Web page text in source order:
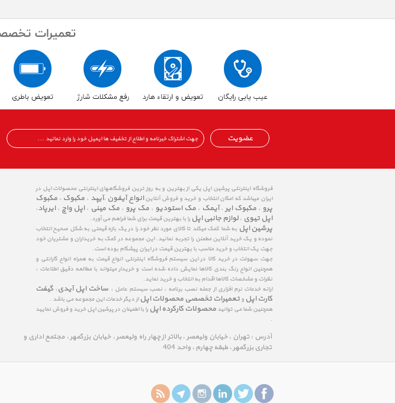
عضویت
فروشگاه اینترنتی پرشین اپل یکی از بهترین و به روز ترین فروشگاههای اینترنتی محصولات اپل در
ایران میباشد که امکان انتخاب و خرید و فروش آنلاینانواع آیفون ،آیپد ، مکبوک ، مکبوک
پرو ، مکبوک ایر ، آیمک ، مک استودیو ، مک پرو ، مک مینی ، اپل واچ ، ایرپاد،
اپل تیوی ، لوازم جانبی اپل را با بهترین قیمت برای شما فراهم می آورد.
پرشین اپل به شما کمک میکند تا کالای مورد نظر خود را در یک بازه قیمتی به شکل صحیح انتخاب
نموده و یک خرید آنلاین مطمئن را تجربه نمائید. این مجموعه در کمک به خریداران و مشتریان خود
جهت یک انتخاب و خرید مناسب با بهترین قیمت در ایران پیشگام بوده است.
جهت سهولت در خرید کالا در این سیستم فروشگاه اینترنتی انواع قیمت به همراه انواع گارانتی و
همچنین انواع رنگ بندی کالاها نمایش داده شده است و خریدار میتواند با مطالعه دقیق اطلاعات ،
نظرات و مشخصات کالاها اقدام به انتخاب و خرید نماید.
ارائه خدمات نرم افزاری از جمله نصب برنامه ، نصب سیستم عامل ، ساخت اپل آیدی ، گیفت
کارت اپل و تعمیرات تخصصی محصولات اپل از دیگر خدمات این مجموعه می باشد .
همچنین شما می توانید محصولات کارکرده اپل را با اطمینان در پرشین اپل خرید و فروش نمایید
.
آدرس : تهران ، خیابان ولیعصر ، بالاتر از چهار راه ولیعصر ، خیابان بزرگمهر ، مجتمع اداری و
تجاری بزرگمهر ، طبقه چهارم ، واحد 404